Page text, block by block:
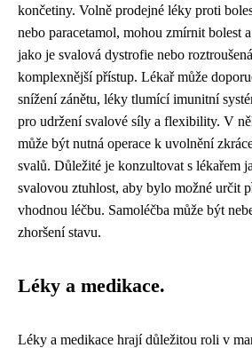
končetiny. Volně prodejné léky proti
nebo paracetamol, mohou zmírnit bolest
jako je svalová dystrofie nebo
komplexnější přístup. Lékař může
snížení zánětu, léky tlumící imunitní
pro udržení svalové síly a flexibility. V
může být nutná operace k uvolnění
svalů. Důležité je konzultovat s lékařem
svalovou ztuhlost, aby bylo možné určit
vhodnou léčbu. Samoléčba může být
zhoršení stavu.
Léky a medikace.
Léky a medikace hrají důležitou roli v